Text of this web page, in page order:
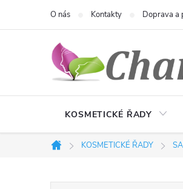
O nás Kontakty Doprava a
KOSMETICKÉ ŘADY
Domů
KOSMETICKÉ ŘADY